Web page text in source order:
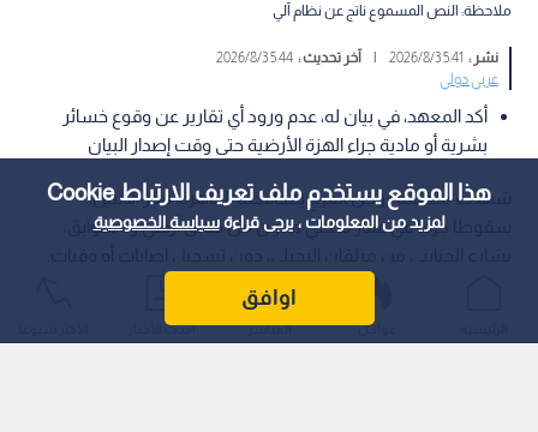
هذا الموقع يستخدم ملف تعريف الارتباط Cookie
لمزيد من المعلومات ، يرجى قراءةسياسة الخصوصية
اوافق
ملاحظة: النص المسموع ناتج عن نظام آلي
نشر : 5:41 2026/8/3
| آخر تحديث :5:44 2026/8/3
عربي دولي
أكد المعهد، في بيان له، عدم ورود أي تقارير عن وقوع خسائر
بشرية أو مادية جراء الهزة الأرضية حتى وقت إصدار البيان
شهدت منطقة روض الفرج بمحافظة القاهرة، فجر الاثنين،
سقوطا جزئيا في عقار سكني مكون من طابق أرضي و3 طوابق،
عواجل المباشر أحدث الأخبار